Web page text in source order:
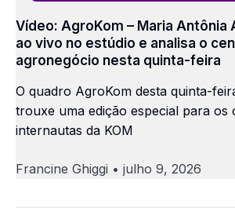
Vídeo: AgroKom – Maria Antônia
ao vivo no estúdio e analisa o
agronegócio nesta quinta-feira
O quadro AgroKom desta quinta-
trouxe uma edição especial para os
internautas da KOM
Francine Ghiggi julho 9, 2026